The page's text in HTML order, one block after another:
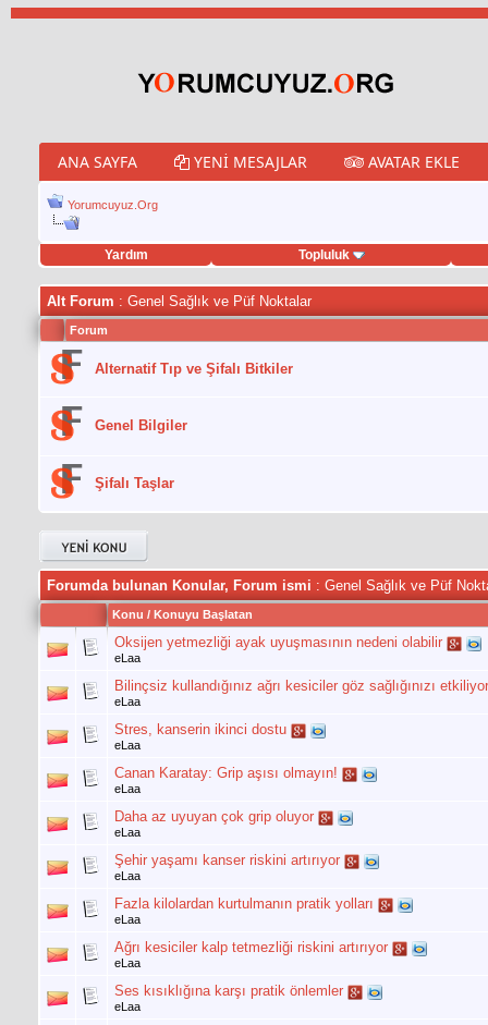
ANA SAYFA YENI MESAJLAR AVATAR EKLE
Yorumcuyuz.Org
Yardım Topluluk
hilesi
Alt Forum : Genel Sağlık ve Püf Noktalar
Forum
Alternatif Tıp ve Şifalı Bitkiler
Genel Bilgiler
Şifalı Taşlar
Forumda bulunan Konular, Forum ismi : Genel Sağlık ve Püf
Konu / Konuyu Başlatan
Oksijen yetmezliği ayak uyuşmasının nedeni olabilir
eLaa
Bilinçsiz kullandığınız ağrı kesiciler göz sağlığınızı etkiliyor
eLaa
Stres, kanserin ikinci dostu
eLaa
Canan Karatay: Grip aşısı olmayın!
eLaa
Daha az uyuyan çok grip oluyor
eLaa
Şehir yaşamı kanser riskini artırıyor
eLaa
Fazla kilolardan kurtulmanın pratik yolları
eLaa
Ağrı kesiciler kalp tetmezliği riskini artırıyor
eLaa
Ses kısıklığına karşı pratik önlemler
eLaa